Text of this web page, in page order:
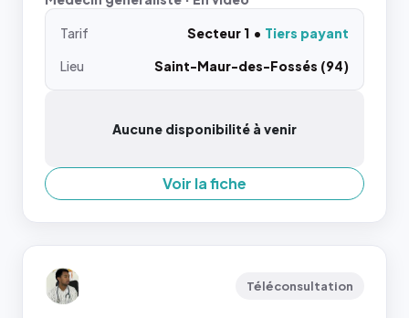
Tarif Secteur 1
Tiers payant
Lieu
Saint-Maur-des-Fossés (94)
Aucune disponibilité à venir
Voir la fiche
Téléconsultation